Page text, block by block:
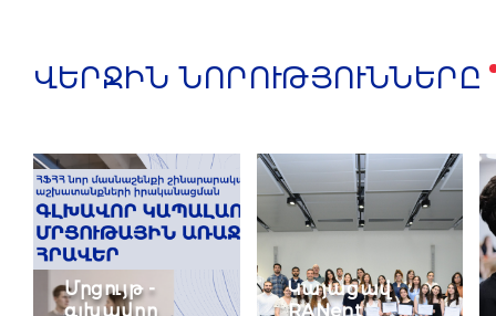
ՎԵՐՋԻՆ ՆՈՐՈՒԹՅՈՒՆՆԵՐԸ
Մրցույթ -
գլխավոր
Կայացավ
RANent